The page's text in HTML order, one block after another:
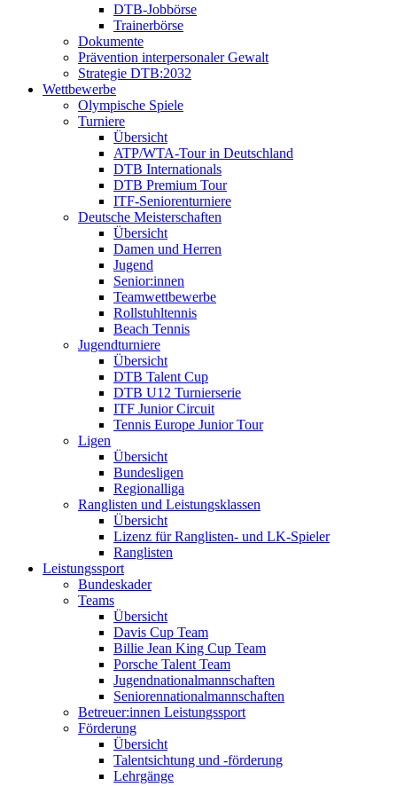
DTB-Jobbörse
Trainerbörse
Dokumente
Prävention interpersonaler Gewalt
Strategie DTB:2032
Wettbewerbe
Olympische Spiele
Turniere
Übersicht
ATP/WTA-Tour in Deutschland
DTB Internationals
DTB Premium Tour
ITF-Seniorenturniere
Deutsche Meisterschaften
Übersicht
Damen und Herren
Jugend
Senior:innen
Teamwettbewerbe
Rollstuhltennis
Beach Tennis
Jugendturniere
Übersicht
DTB Talent Cup
DTB U12 Turnierserie
ITF Junior Circuit
Tennis Europe Junior Tour
Ligen
Übersicht
Bundesligen
Regionalliga
Ranglisten und Leistungsklassen
Übersicht
Lizenz für Ranglisten- und LK-Spieler
Ranglisten
Leistungssport
Bundeskader
Teams
Übersicht
Davis Cup Team
Billie Jean King Cup Team
Porsche Talent Team
Jugendnationalmannschaften
Seniorennationalmannschaften
Betreuer:innen Leistungssport
Förderung
Übersicht
Talentsichtung und -förderung
Lehrgänge